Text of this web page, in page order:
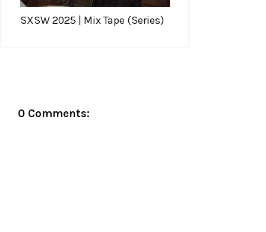
SXSW 2025 | Mix Tape (Series)
0 Comments: